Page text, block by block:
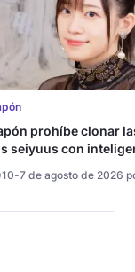
prohíbe clonar
seiyuus con
10-7 de agosto de 2026